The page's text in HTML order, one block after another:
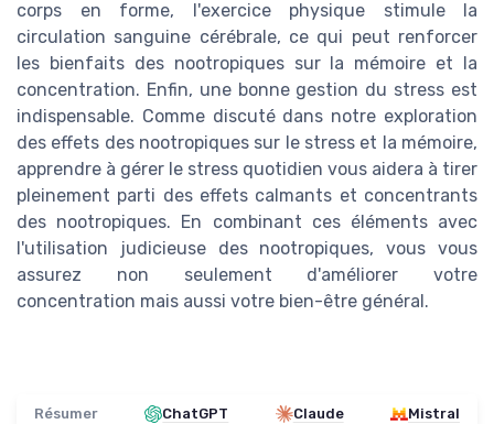
corps en forme, l'exercice physique stimule la
circulation sanguine cérébrale, ce qui peut renforcer
les bienfaits des nootropiques sur la mémoire et la
concentration. Enfin, une bonne gestion du stress est
indispensable. Comme discuté dans notre exploration
des effets des nootropiques sur le stress et la mémoire,
apprendre à gérer le stress quotidien vous aidera à tirer
pleinement parti des effets calmants et concentrants
des nootropiques. En combinant ces éléments avec
l'utilisation judicieuse des nootropiques, vous vous
assurez non seulement d'améliorer votre
concentration mais aussi votre bien-être général.
Résumer ChatGPT Claude Mistral